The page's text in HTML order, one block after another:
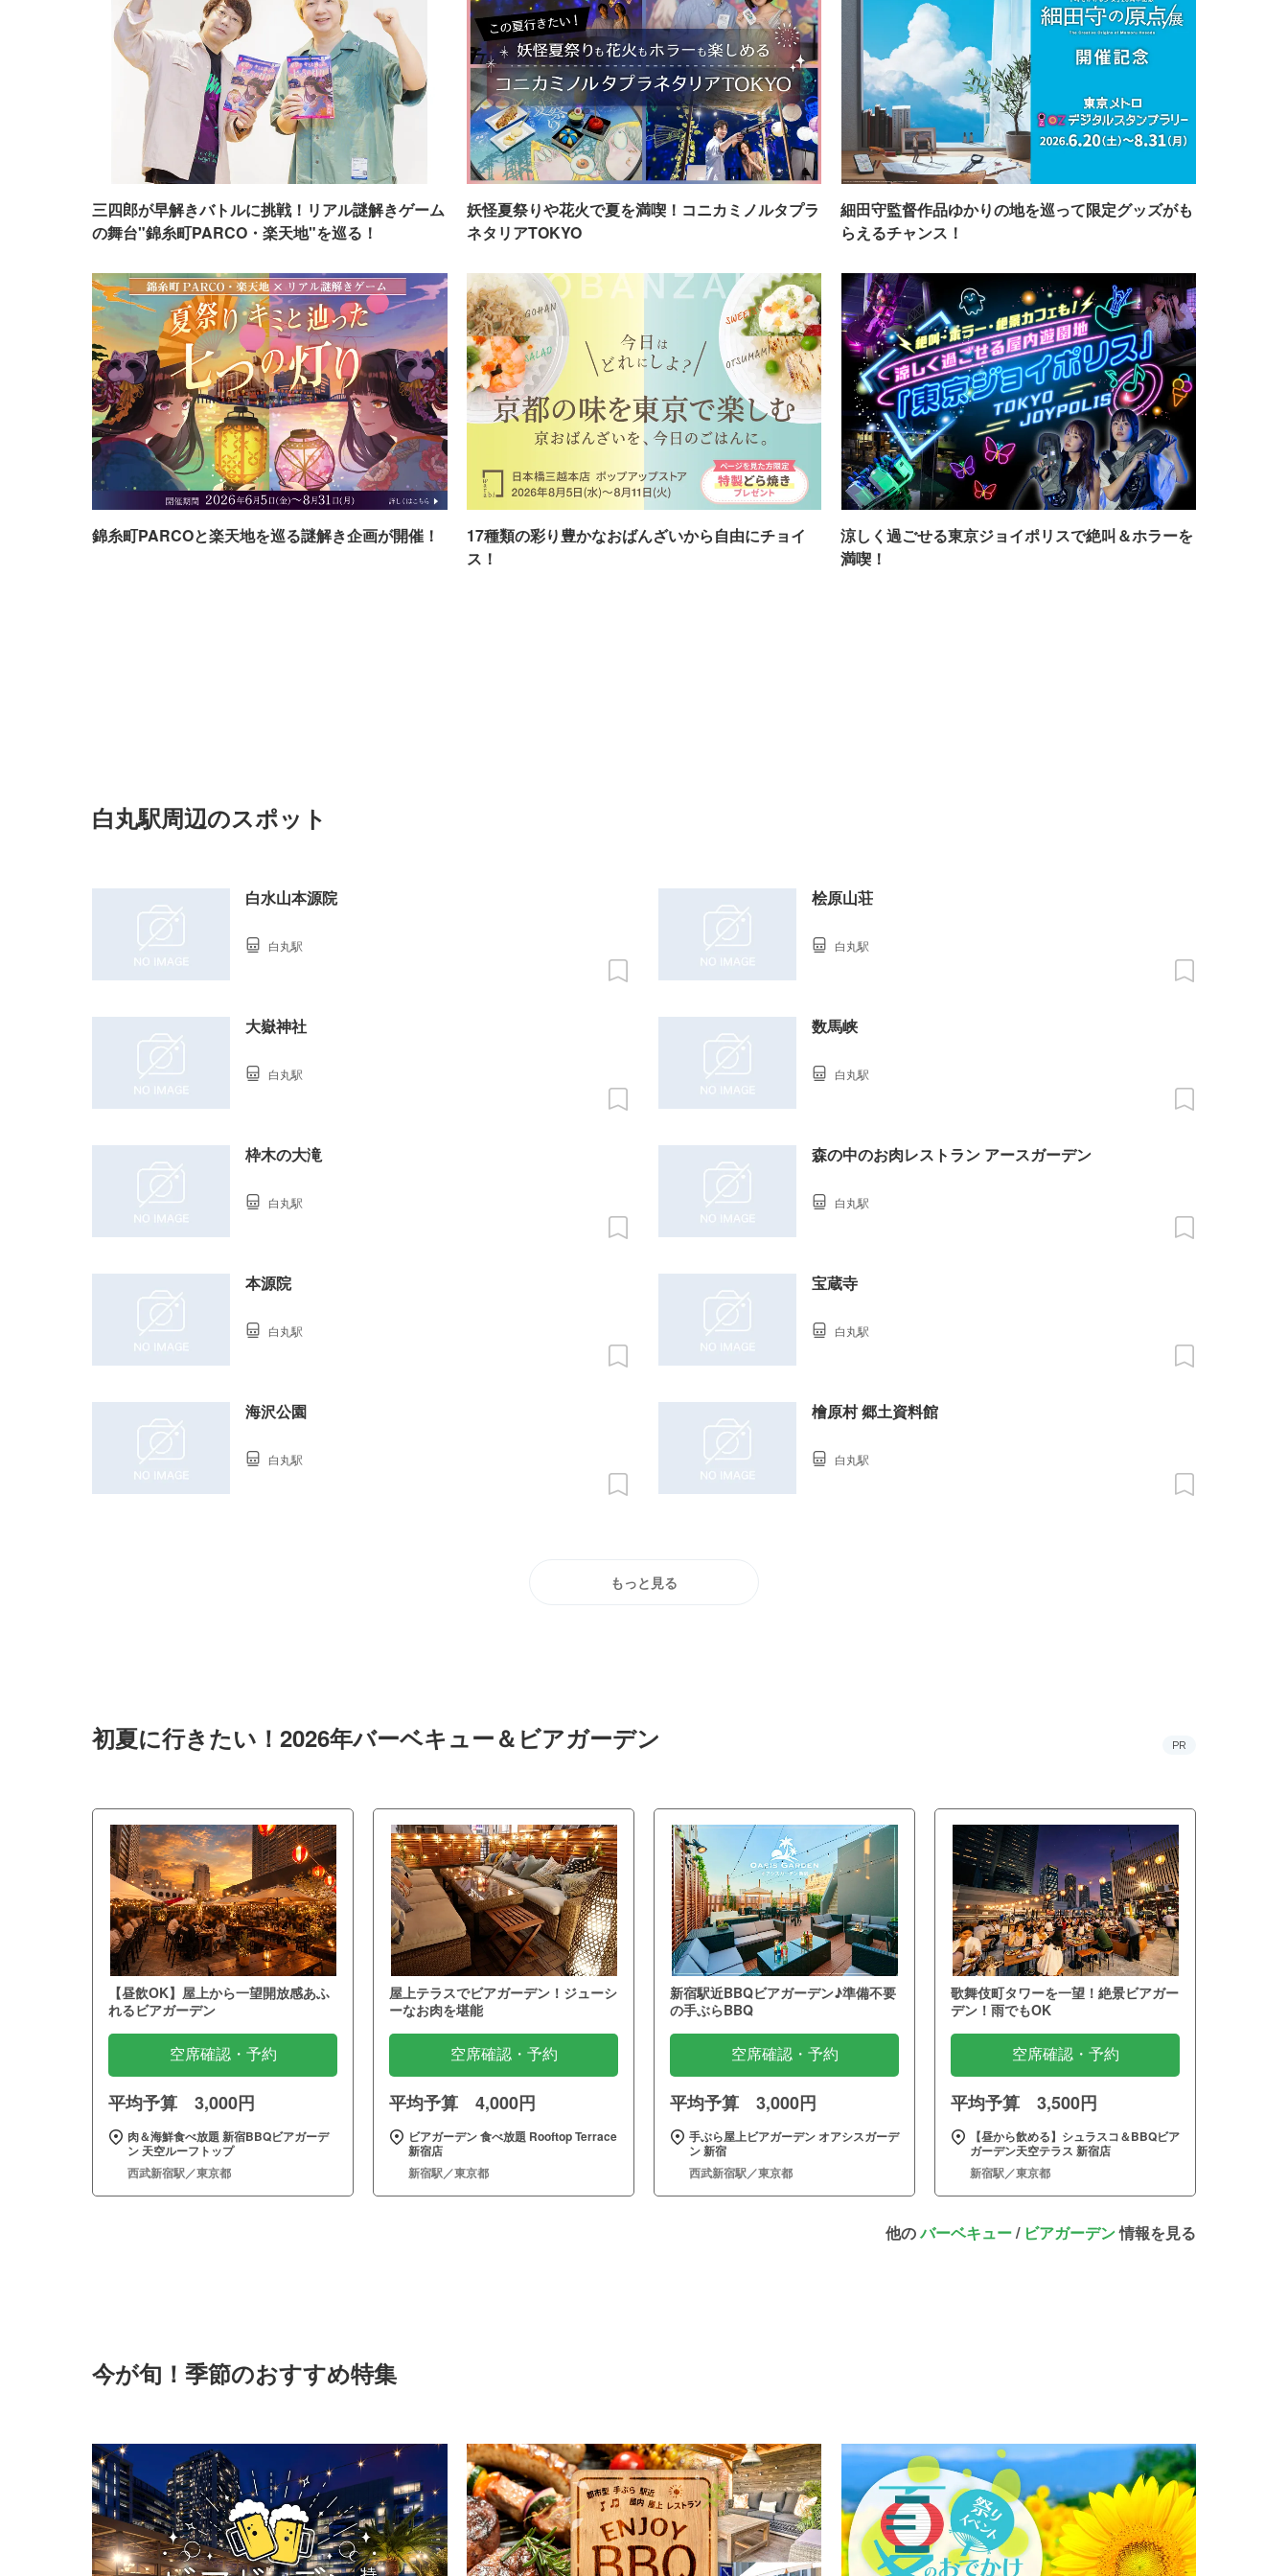
三四郎が早解きバトルに挑戦！リアル謎解きゲーム
の舞台"錦糸町PARCO・楽天地"を巡る！
妖怪夏祭りや花火で夏を満喫！コニカミノルタプラ
ネタリアTOKYO
細田守監督作品ゆかりの地を巡って限定グッズがも
らえるチャンス！
錦糸町PARCOと楽天地を巡る謎解き企画が開催！
17種類の彩り豊かなおばんざいから自由にチョイ
ス！
涼しく過ごせる東京ジョイポリスで絶叫＆ホラーを
満喫！
白丸駅周辺のスポット
白水山本源院
白丸駅
桧原山荘
白丸駅
大嶽神社
白丸駅
数馬峡
白丸駅
枠木の大滝
白丸駅
森の中のお肉レストラン アースガーデン
白丸駅
本源院
白丸駅
宝蔵寺
白丸駅
海沢公園
白丸駅
檜原村 郷土資料館
白丸駅
もっと見る
初夏に行きたい！2026年バーベキュー＆ビアガーデン PR
【昼飲OK】屋上から一望開放感あふ
れるビアガーデン
空席確認・予約
平均予算 3,000円
肉＆海鮮食べ放題 新宿BBQビアガーデ
ン 天空ルーフトップ
西武新宿駅／東京都
屋上テラスでビアガーデン！ジューシ
ーなお肉を堪能
空席確認・予約
平均予算 4,000円
ビアガーデン 食べ放題 Rooftop Terrace
新宿店
新宿駅／東京都
新宿駅近BBQビアガーデン♪準備不要
の手ぶらBBQ
空席確認・予約
平均予算 3,000円
手ぶら屋上ビアガーデン オアシスガーデ
ン 新宿
西武新宿駅／東京都
歌舞伎町タワーを一望！絶景ビアガー
デン！雨でもOK
空席確認・予約
平均予算 3,500円
【昼から飲める】シュラスコ＆BBQビア
ガーデン天空テラス 新宿店
新宿駅／東京都
他のバーベキュー/ ビアガーデン情報を見る
今が旬！季節のおすすめ特集